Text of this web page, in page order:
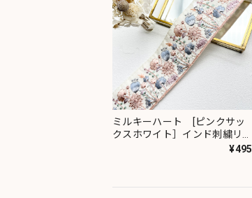
ミルキーハート [ピンクサッ
クスホワイト］インド刺繍リボ
¥495